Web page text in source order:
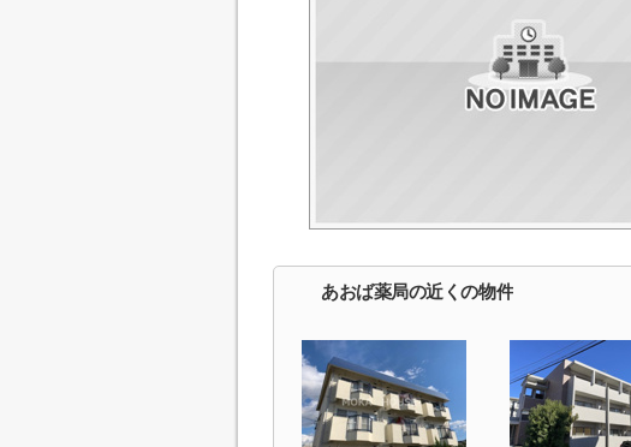
あおば薬局の近くの物件